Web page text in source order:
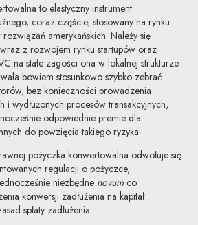
to elastyczny instrument
coraz częściej stosowany na rynku
amerykańskich. Należy się
z rozwojem rynku startupów oraz
na stałe zagości ona w lokalnej strukturze
bowiem stosunkowo szybko zebrać
bez konieczności prowadzenia
i wydłużonych procesów transakcyjnych,
odpowiednie premie dla
do powzięcia takiego ryzyka.
pożyczka konwertowalna odwołuje się
regulacji o pożyczce,
niezbędne novumco
konwersji zadłużenia na kapitał
spłaty zadłużenia.